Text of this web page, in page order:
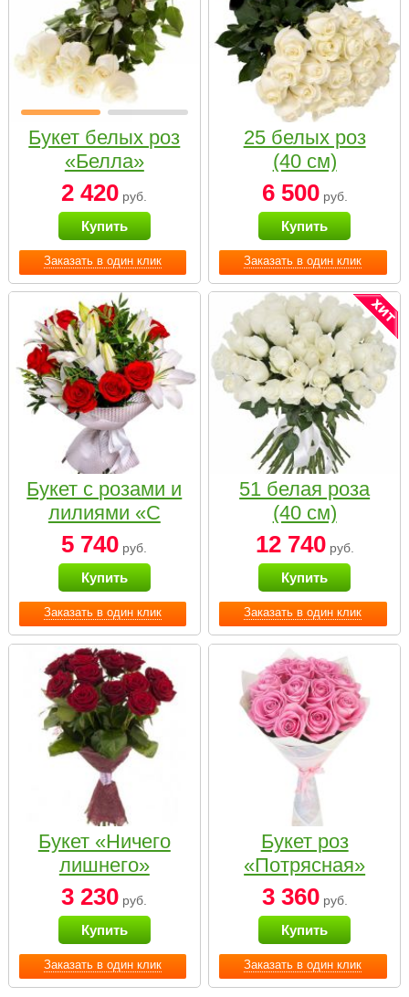
Заказать в один клик
Букет белых роз
«Белла»
2 420 руб.
Купить
Заказать в один клик
25 белых роз
(40 см)
6 500руб.
Купить
Заказать в один клик
Букет с розами и
лилиями «С
наилучшими
пожеланиями»
5 740 руб.
Купить
Заказать в один клик
51 белая роза
(40 см)
12 740руб.
Купить
Заказать в один клик
Букет «Ничего
лишнего»
3 230 руб.
Купить
Заказать в один клик
Букет роз
«Потрясная»
3 360руб.
Купить